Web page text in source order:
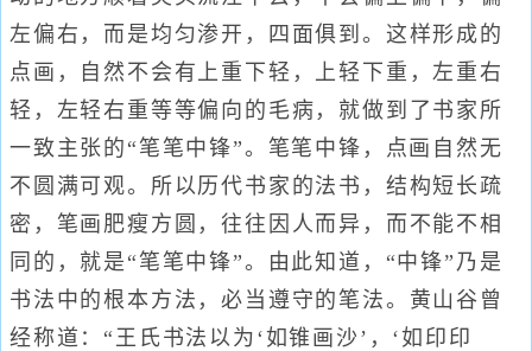
左偏右，而是均匀渗开，四面俱到。这样形成的
点画，自然不会有上重下轻，上轻下重，左重右
轻，左轻右重等等偏向的毛病，就做到了书家所
一致主张的“笔笔中锋”。笔笔中锋，点画自然无
不圆满可观。所以历代书家的法书，结构短长疏
密，笔画肥瘦方圆，往往因人而异，而不能不相
同的，就是“笔笔中锋”。由此知道，“中锋”乃是
书法中的根本方法，必当遵守的笔法。黄山谷曾
经称道：“王氏书法以为‘如锥画沙’，‘如印印